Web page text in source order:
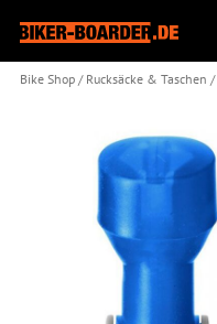
Bike Shop Rucksäcke & Taschen